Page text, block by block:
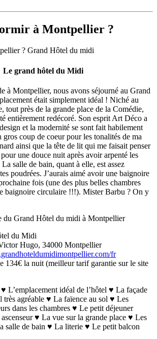
à Montpellier ?
Le grand hôtel du Midi
à Montpellier, nous avons séjourné au Grand
était simplement idéal ! Niché au
près de la grande place de la Comédie,
entièrement redécoré. Son esprit Art Déco a
et la modernité se sont fait habilement
gros coup de coeur pour les tonalités de ma
ainsi que la tête de lit qui me faisait penser
une douce nuit après avoir arpenté les
salle de bain, quant à elle, est assez
poudrées. J’aurais aimé avoir une baignoire
fois (une des plus belles chambres
baignoire circulaire !!!). Mister Barbu ? On y
du Midi
Hugo, 34000 Montpellier
fr
134€ la nuit (meilleur tarif garantie sur le site
♥ L’emplacement idéal de l’hôtel ♥ La façade
très agréable ♥ La faïence au sol ♥ Les
dans les chambres ♥ Le petit déjeuner
♥ La vue sur la grande place ♥ Les
salle de bain ♥ La literie ♥ Le petit balcon